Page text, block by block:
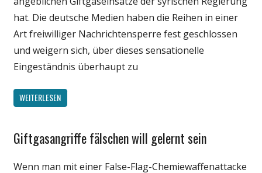
hat. Die deutsche Medien haben die Reihen in einer
Art freiwilliger Nachrichtensperre fest geschlossen
und weigern sich, über dieses sensationelle
Eingeständnis überhaupt zu
WEITERLESEN
Gesellschaft
Politik
Giftgasangriffe fälschen will gelernt sein
Wenn man mit einer False-Flag-Chemiewaffenattacke